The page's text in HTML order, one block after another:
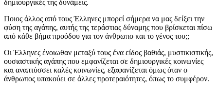
δημιουργικές της δυνάμεις.
Ποιος άλλος από τους Έλληνες μπορεί σήμερα να μας δείξει την
φύση της αγάπης, αυτής της τεράστιας δύναμης που βρίσκεται πίσω
από κάθε βήμα προόδου για τον άνθρωπο και το γένος του;;
Οι Έλληνες ένοιωθαν μεταξύ τους ένα είδος βαθιάς, μυστικιστικής,
ουσιαστικής αγάπης που εμφανίζεται σε δημιουργικές κοινωνίες
και αναπτύσσει καλές κοινωνίες, εξαφανίζεται όμως όταν ο
άνθρωπος υπακούει σε άλλες προτεραιότητες, όπως το συμφέρον.